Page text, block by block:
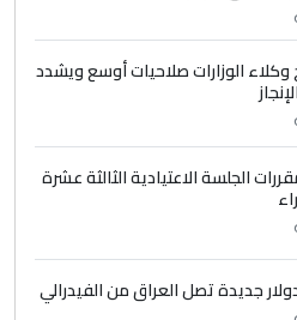
5
حامدتركان. كلام
الحقيقي للإنسان
واغتصاب الأرض.. بلاد
وكلاء الوزارات صلاحيات أوسع ويشدد
الجلسة الاعتيادية الثالثة عشرة